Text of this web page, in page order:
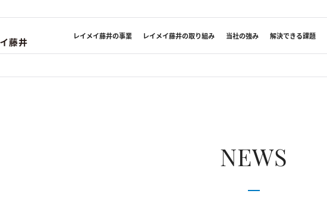
株式会社レイメイ藤井
レイメイ藤井の事業 レイメイ藤井の取り組み 当社の強み 解決できる課題
NEWS